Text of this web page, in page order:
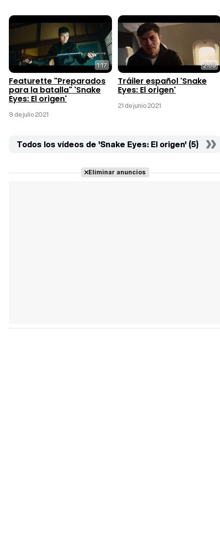
1:17
Featurette "Preparados
para la batalla" 'Snake
Eyes: El origen'
9 de julio 2021
2:08
Tráiler español 'Snake
Eyes: El origen'
21 de junio 2021
Todos los vídeos de 'Snake Eyes: El origen' (5)
Eliminar anuncios